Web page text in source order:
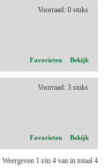
Voorraad: 0 stuks
Favorieten Bekijk
Voorraad: 3 stuks
Favorieten Bekijk
Weergeven 1 t/m 4 van in totaal 4